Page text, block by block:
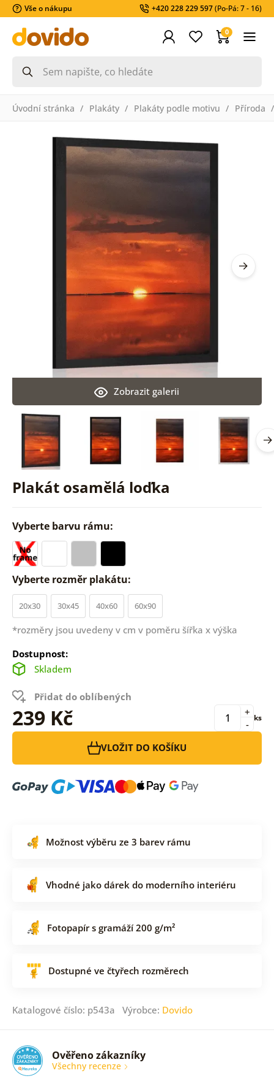
Vše o nákupu +420 228 229 597(Po-Pá: 7 - 16)
0
Úvodní stránka Plakáty Plakáty podle motivu Příroda
Plakát osamělá loďka
Zobrazit galerii
Vyberte barvu rámu:
Vyberte rozměr plakátu:
20x30 30x45 40x60 60x90
*rozměry jsou uvedeny v cm v poměru šířka x výška
Dostupnost:
Skladem
Přidat do oblíbených
239 Kč -
+ ks
VLOŽIT DO KOŠÍKU
Možnost výběru ze 3 barev rámu
Vhodné jako dárek do moderního interiéru
Fotopapír s gramáží 200 g/m²
Dostupné ve čtyřech rozměrech
Katalogové číslo: p543a Výrobce: Dovido
Ověřeno zákazníky
Všechny recenze